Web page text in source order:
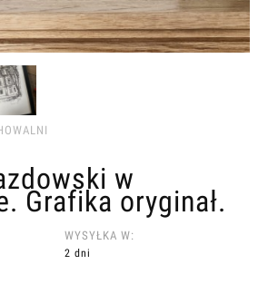
w
Grafika oryginał.
WYSYŁKA W:
2 dni